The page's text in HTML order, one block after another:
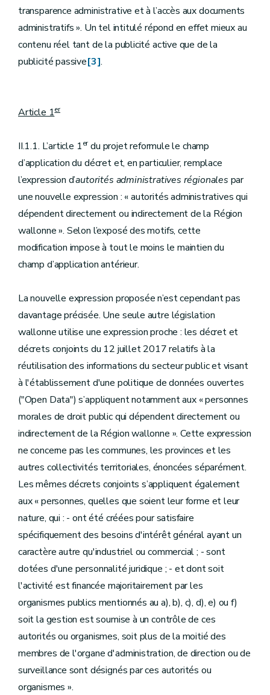
transparence administrative et à l’accès aux documents
administratifs ». Un tel intitulé répond en effet mieux au
contenu réel tant de la publicité active que de la
publicité passive[3].
Article 1er
II.1.1. L’article 1erdu projet reformule le champ
d’application du décret et, en particulier, remplace
l’expression d’autorités administratives régionales par
une nouvelle expression : « autorités administratives qui
dépendent directement ou indirectement de la Région
wallonne ». Selon l’exposé des motifs, cette
modification impose à tout le moins le maintien du
champ d’application antérieur.
La nouvelle expression proposée n’est cependant pas
davantage précisée. Une seule autre législation
wallonne utilise une expression proche : les décret et
décrets conjoints du 12 juillet 2017 relatifs à la
réutilisation des informations du secteur public et visant
à l'établissement d'une politique de données ouvertes
("Open Data") s’appliquent notamment aux « personnes
morales de droit public qui dépendent directement ou
indirectement de la Région wallonne ». Cette expression
ne concerne pas les communes, les provinces et les
autres collectivités territoriales, énoncées séparément.
Les mêmes décrets conjoints s’appliquent également
aux « personnes, quelles que soient leur forme et leur
nature, qui : - ont été créées pour satisfaire
spécifiquement des besoins d'intérêt général ayant un
caractère autre qu'industriel ou commercial ; - sont
dotées d'une personnalité juridique ; - et dont soit
l'activité est financée majoritairement par les
organismes publics mentionnés au a), b), c), d), e) ou f)
soit la gestion est soumise à un contrôle de ces
autorités ou organismes, soit plus de la moitié des
membres de l'organe d'administration, de direction ou de
surveillance sont désignés par ces autorités ou
organismes ».